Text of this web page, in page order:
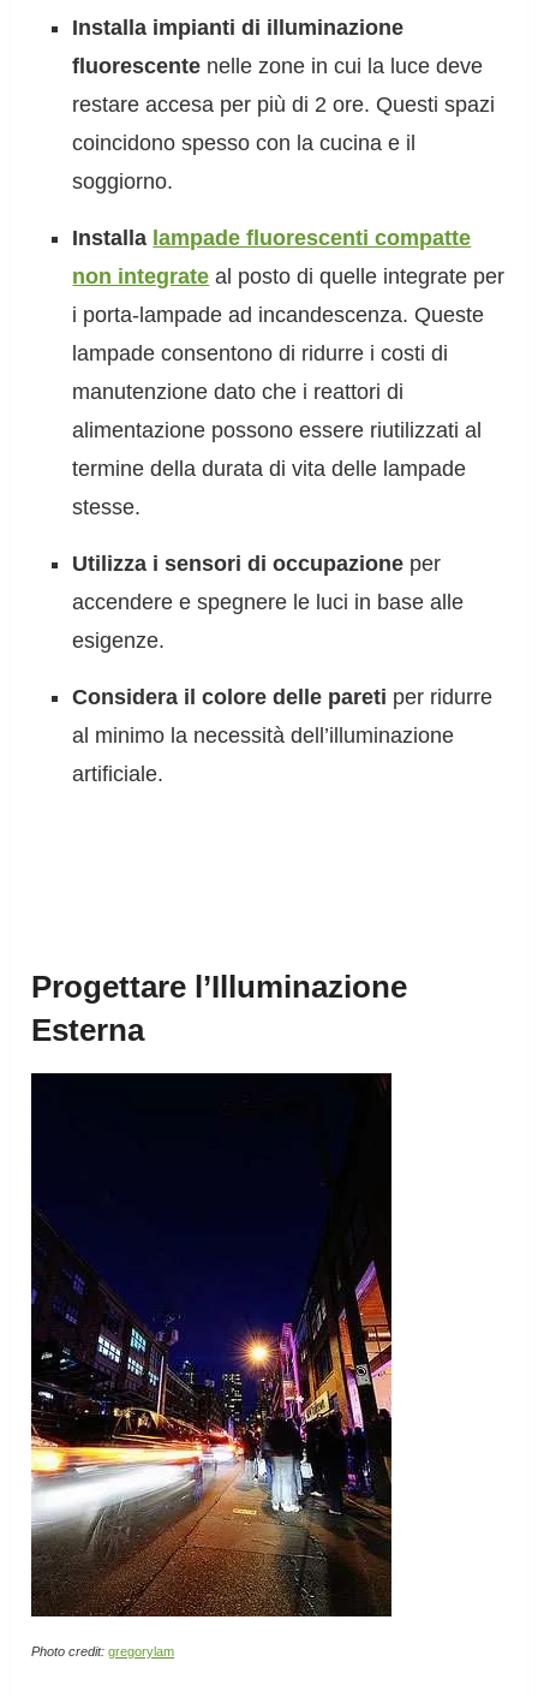
Installa impianti di illuminazione
fluorescente nelle zone in cui la luce deve
restare accesa per più di 2 ore. Questi spazi
coincidono spesso con la cucina e il
soggiorno.
Installa lampade fluorescenti compatte
non integrate al posto di quelle integrate per
i porta-lampade ad incandescenza. Queste
lampade consentono di ridurre i costi di
manutenzione dato che i reattori di
alimentazione possono essere riutilizzati al
termine della durata di vita delle lampade
stesse.
Utilizza i sensori di occupazione per
accendere e spegnere le luci in base alle
esigenze.
Considera il colore delle pareti per ridurre
al minimo la necessità dell’illuminazione
artificiale.
Progettare l’Illuminazione
Esterna
Photo credit: gregorylam